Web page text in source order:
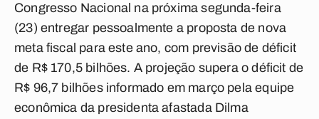
Congresso Nacional na próxima segunda-feira
(23) entregar pessoalmente a proposta de nova
meta fiscal para este ano, com previsão de déficit
de R$ 170,5 bilhões. A projeção supera o déficit de
R$ 96,7 bilhões informado em março pela equipe
econômica da presidenta afastada Dilma